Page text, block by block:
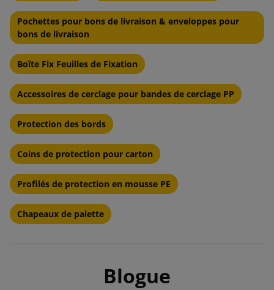
Pochettes pour bons de livraison & enveloppes pour
bons de livraison
Boîte Fix Feuilles de Fixation
Accessoires de cerclage pour bandes de cerclage PP
Protection des bords
Coins de protection pour carton
Profilés de protection en mousse PE
Chapeaux de palette
Blogue